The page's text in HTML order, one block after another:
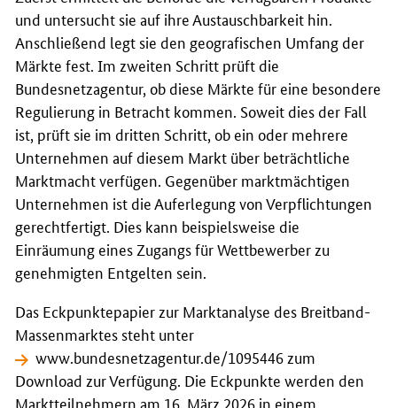
und untersucht sie auf ihre Austauschbarkeit hin.
Anschließend legt sie den geografischen Umfang der
Märkte fest. Im zweiten Schritt prüft die
Bundesnetzagentur, ob diese Märkte für eine besondere
Regulierung in Betracht kommen. Soweit dies der Fall
ist, prüft sie im dritten Schritt, ob ein oder mehrere
Unternehmen auf diesem Markt über beträchtliche
Marktmacht verfügen. Gegenüber marktmächtigen
Unternehmen ist die Auferlegung von Verpflichtungen
gerechtfertigt. Dies kann beispielsweise die
Einräumung eines Zugangs für Wettbewerber zu
genehmigten Entgelten sein.
Das Eckpunktepapier zur Marktanalyse des Breitband-
Massenmarktes steht unter
www.bundesnetzagentur.de/1095446 zum
Download zur Verfügung. Die Eckpunkte werden den
Marktteilnehmern am 16. März 2026 in einem